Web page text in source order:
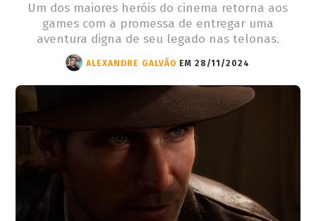
Um dos maiores heróis do cinema retorna aos
games com a promessa de entregar uma
aventura digna de seu legado nas telonas.
ALEXANDRE GALVÃO EM 28/11/2024